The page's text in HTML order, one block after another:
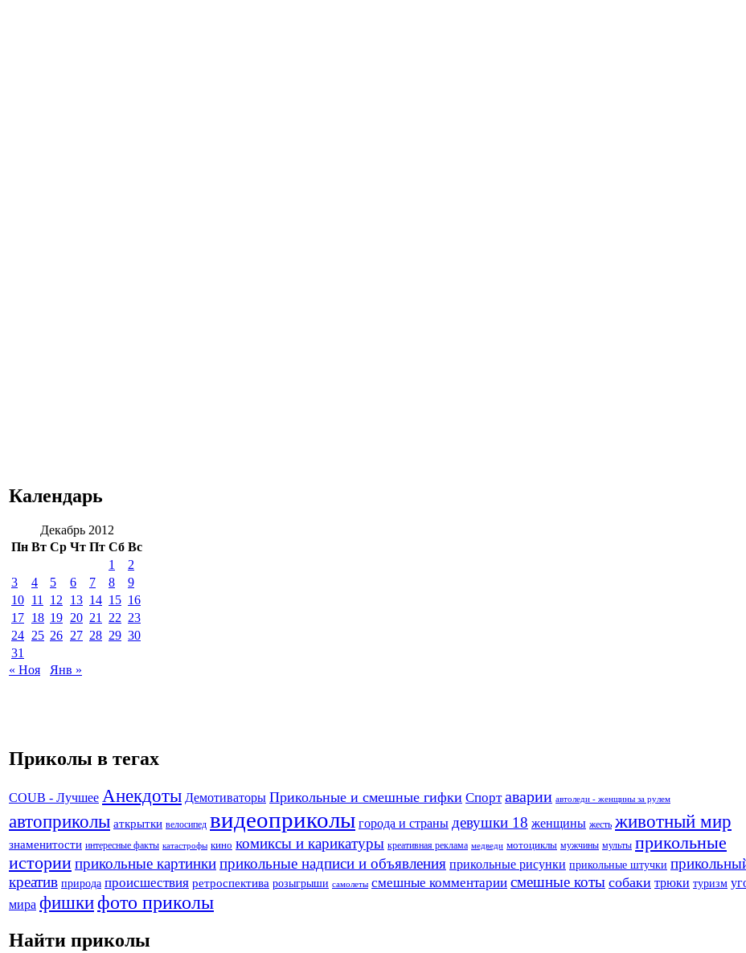
Календарь
Декабрь 2012
Пн Вт Ср Чт Пт Сб Вс
1
2
3
4 5 6 7 8
9
10 11 12 13 14 15 16
17 18 19 20 21 22 23
24 25 26 27 28 29 30
31
« Ноя
Янв »
Приколы в тегах
COUB - Лучшее Анекдоты Демотиваторы Прикольные и смешные гифки Спорт аварии автоледи - женщины за рулем
автоприколы аткрытки велосипед видеоприколы города и страны девушки 18 женщины жесть животный мир
знаменитости интересные факты катастрофы кино комиксы и карикатуры креативная реклама медведи мотоциклы мужчины мульты прикольные
историиприкольные картинкиприкольные надписи и объявления прикольные рисунки прикольные штучки
креатив природа происшествия ретроспектива розыгрыши самолеты смешные комментарии смешные коты собаки трюки туризм
мира фишкифото приколы
Найти приколы